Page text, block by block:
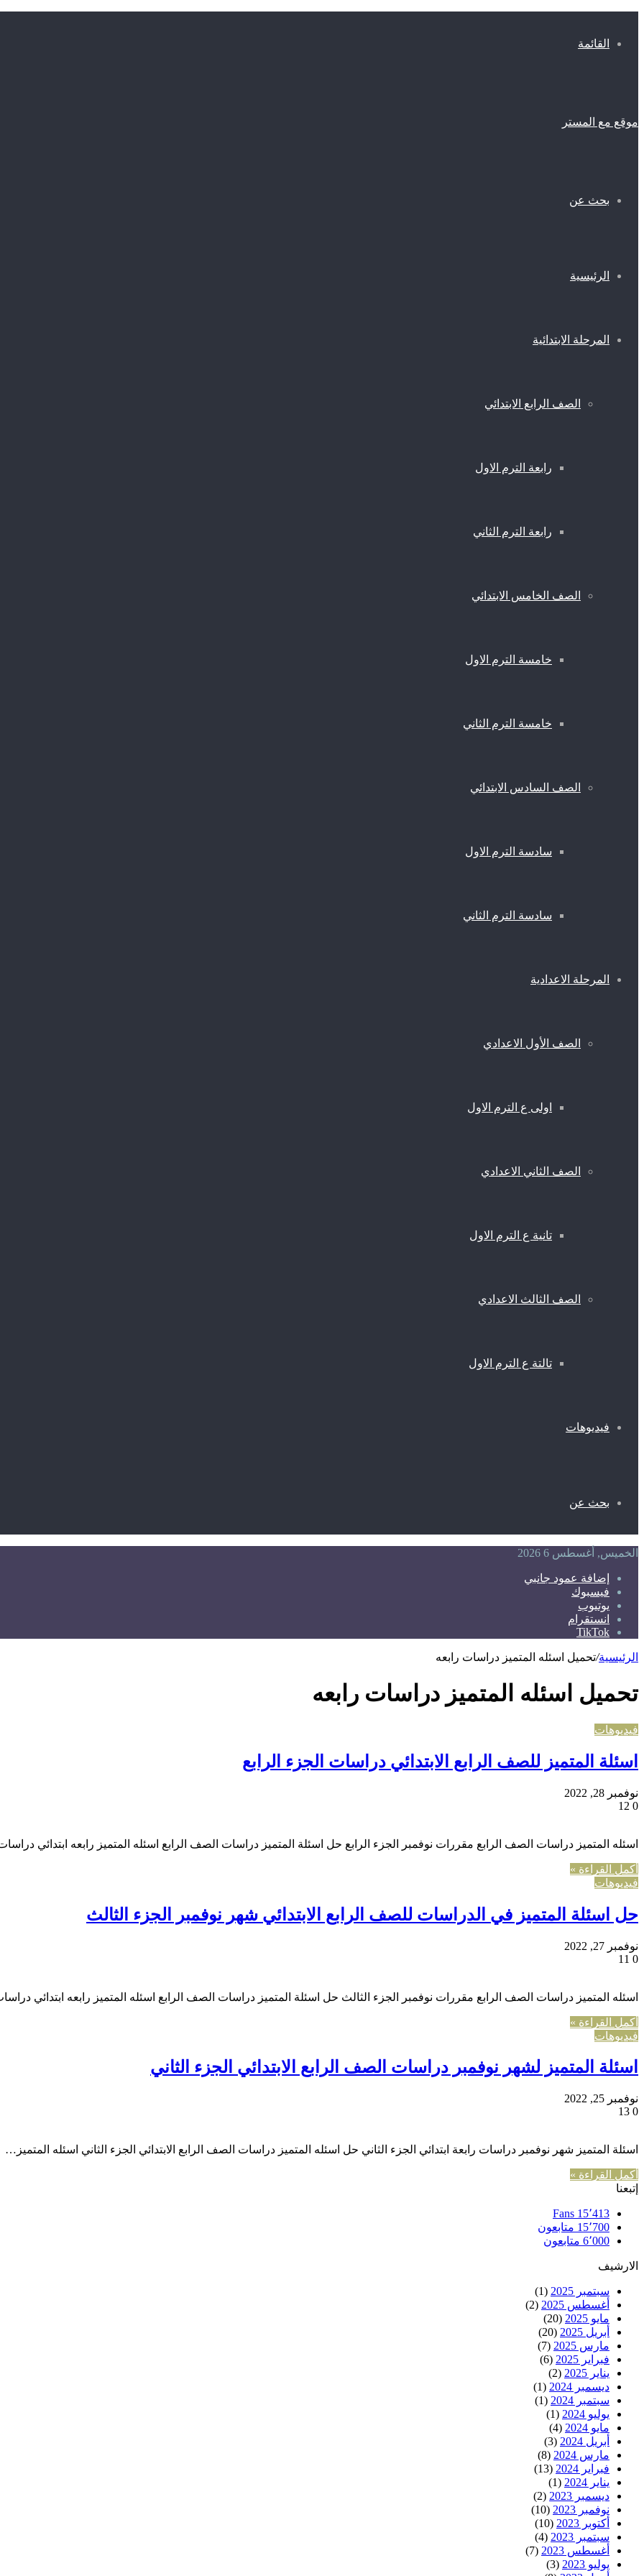
القائمة
موقع مع المستر
بحث عن
الرئيسية
المرحلة الابتدائية
الصف الرابع الابتدائي
رابعة الترم الاول
رابعة الترم الثاني
الصف الخامس الابتدائي
خامسة الترم الاول
خامسة الترم الثاني
الصف السادس الابتدائي
سادسة الترم الاول
سادسة الترم الثاني
المرحلة الاعدادية
الصف الأول الاعدادي
اولى ع الترم الاول
الصف الثاني الاعدادي
تانية ع الترم الاول
الصف الثالث الاعدادي
تالتة ع الترم الاول
فيديوهات
بحث عن
الخميس, أغسطس 6 2026
إضافة عمود جانبي
فيسبوك
يوتيوب
انستقرام
TikTok
الرئيسية/تحميل اسئله المتميز دراسات رابعه
تحميل اسئله المتميز دراسات رابعه
فيديوهات
اسئلة المتميز للصف الرابع الابتدائي دراسات الجزء الرابع
نوفمبر 28, 2022
0
اسئله المتميز دراسات الصف الرابع مقررات نوفمبر الجزء الرابع حل اسئلة المتميز دراسات الصف الرابع اسئله المتميز رابعه ابتدائي
أكمل القراءة »
فيديوهات
حل اسئلة المتميز في الدراسات للصف الرابع الابتدائي شهر نوفمبر الجزء الثالث
نوفمبر 27, 2022
0
اسئله المتميز دراسات الصف الرابع مقررات نوفمبر الجزء الثالث حل اسئلة المتميز دراسات الصف الرابع اسئله المتميز رابعه ابتدائي
أكمل القراءة »
فيديوهات
اسئلة المتميز لشهر نوفمبر دراسات الصف الرابع الابتدائي الجزء الثاني
نوفمبر 25, 2022
0
اسئلة المتميز شهر نوفمبر دراسات رابعة ابتدائي الجزء الثاني حل اسئله المتميز دراسات الصف الرابع الابتدائي الجزء الثاني اسئله المتميز…
أكمل القراءة »
إتبعنا
15٬413 Fans
15٬700 متابعون
6٬000 متابعون
الارشيف
سبتمبر 2025
(1)
أغسطس 2025
(2)
مايو 2025
(20)
أبريل 2025
(20)
مارس 2025
(7)
فبراير 2025
(6)
يناير 2025
(2)
ديسمبر 2024
(1)
سبتمبر 2024
(1)
يوليو 2024
(1)
مايو 2024
(4)
أبريل 2024
(3)
مارس 2024
(8)
فبراير 2024
(13)
يناير 2024
(1)
ديسمبر 2023
(2)
نوفمبر 2023
(10)
أكتوبر 2023
(10)
سبتمبر 2023
(4)
أغسطس 2023
(7)
يوليو 2023
(3)